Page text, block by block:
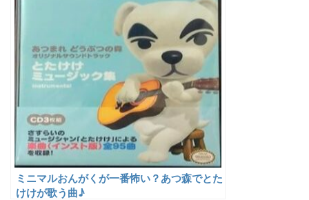
ミニマルおんがくが一番怖い？あつ森でとた
けけが歌う曲♪